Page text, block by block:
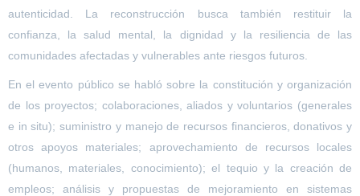
autenticidad. La reconstrucción busca también restituir la
confianza, la salud mental, la dignidad y la resiliencia de las
comunidades afectadas y vulnerables ante riesgos futuros.
En el evento público se habló sobre la constitución y organización
de los proyectos; colaboraciones, aliados y voluntarios (generales
e in situ); suministro y manejo de recursos financieros, donativos y
otros apoyos materiales; aprovechamiento de recursos locales
(humanos, materiales, conocimiento); el tequio y la creación de
empleos; análisis y propuestas de mejoramiento en sistemas